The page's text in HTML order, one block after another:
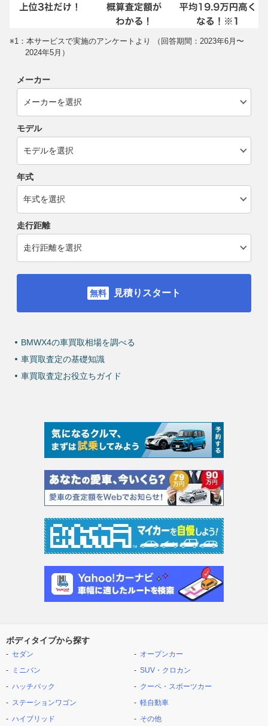
※1：本サービスで実施のアンケートより （回答期間：2023年6月〜
2024年5月）
メーカー
モデル
年式
走行距離
見積りスタート
BMWX4の車買取相場を調べる
車買取査定の基礎知識
車買取査定お役立ちガイド
ボディタイプから探す
セダン
ミニバン
ハッチバック
ステーションワゴン
ハイブリッド
オープンカー
SUV・クロカン
クーペ・スポーツカー
軽自動車
その他